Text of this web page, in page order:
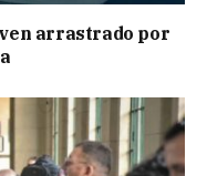
arrastrado por